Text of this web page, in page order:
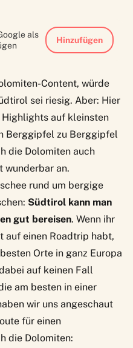
als
Hinzufügen
Content, würde
sei riesig. Aber: Hier
auf kleinsten
Berggipfel zu Berggipfel
die Dolomiten auch
wunderbar an.
rund um bergige
Südtirol kann man
gut bereisen. Wenn ihr
auf einen Roadtrip habt,
Orte in ganz Europa
auf keinen Fall
am besten in einer
wir uns angeschaut
für einen
die Dolomiten: